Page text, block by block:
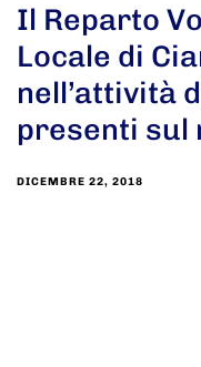
Il Reparto
Locale di
nell’attività
presenti
DICEMBRE 22, 2018